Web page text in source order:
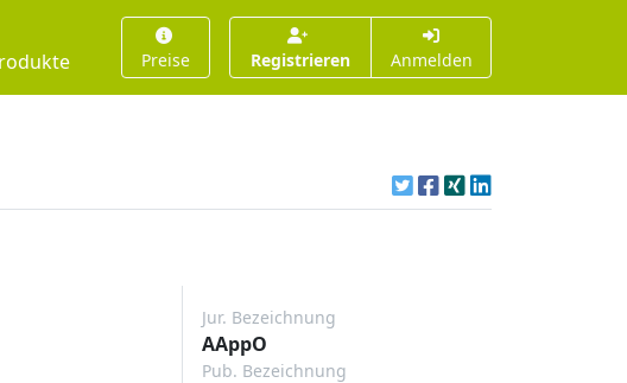
Preise Registrieren Anmelden
Jur. Bezeichnung
AAppO
Pub. Bezeichnung